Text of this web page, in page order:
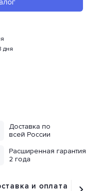
дня
Доставка по
всей России
Расширенная гарантия
2 года
и оплата